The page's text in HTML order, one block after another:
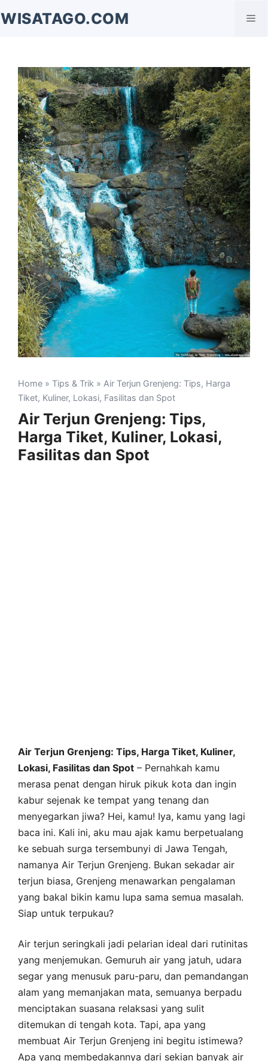
ke
WISATAGO.COM
Home » Tips & Trik » Air Terjun Grenjeng: Tips, Harga
Tiket, Kuliner, Lokasi, Fasilitas dan Spot
Air Terjun Grenjeng: Tips,
Harga Tiket, Kuliner, Lokasi,
Fasilitas dan Spot
Air Terjun Grenjeng: Tips, Harga Tiket, Kuliner,
Lokasi, Fasilitas dan Spot – Pernahkah kamu
merasa penat dengan hiruk pikuk kota dan ingin
kabur sejenak ke tempat yang tenang dan
menyegarkan jiwa? Hei, kamu! Iya, kamu yang lagi
baca ini. Kali ini, aku mau ajak kamu berpetualang
ke sebuah surga tersembunyi di Jawa Tengah,
namanya Air Terjun Grenjeng. Bukan sekadar air
terjun biasa, Grenjeng menawarkan pengalaman
yang bakal bikin kamu lupa sama semua masalah.
Siap untuk terpukau?
Air terjun seringkali jadi pelarian ideal dari rutinitas
yang menjemukan. Gemuruh air yang jatuh, udara
segar yang menusuk paru-paru, dan pemandangan
alam yang memanjakan mata, semuanya berpadu
menciptakan suasana relaksasi yang sulit
ditemukan di tengah kota. Tapi, apa yang
membuat Air Terjun Grenjeng ini begitu istimewa?
Apa yang membedakannya dari sekian banyak air